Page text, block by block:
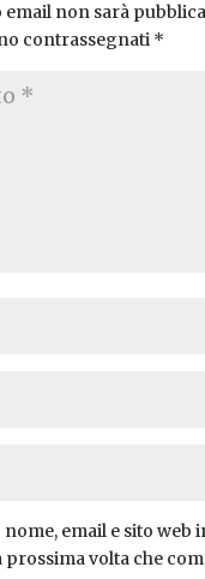
non sarà
contrassegnati *
nome, email e sito web
volta che